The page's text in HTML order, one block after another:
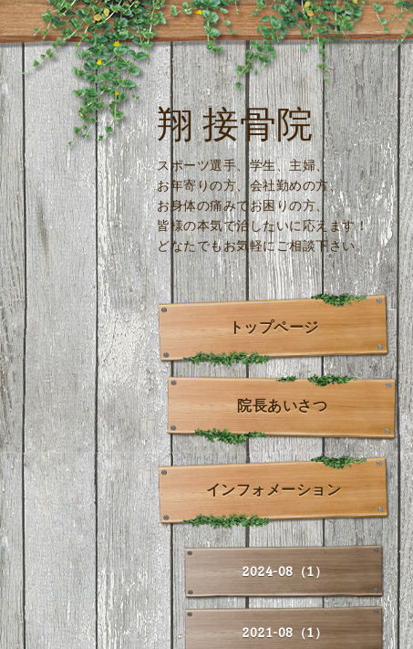
翔 接骨院
スポーツ選手、学生、主婦、
お年寄りの方、会社勤めの方、
お身体の痛みでお困りの方、
皆様の本気で治したいに応えます！
どなたでもお気軽にご相談下さい。
トップページ
院長あいさつ
インフォメーション
2024-08（1）
2021-08（1）